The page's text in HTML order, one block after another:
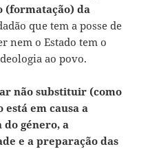
(formatação) da
que tem a posse de
nem o Estado tem o
ao povo.
não substituir (como
está em causa a
género, a
e a preparação das